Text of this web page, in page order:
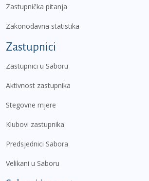
Zastupnička pitanja
Zakonodavna statistika
Zastupnici
Zastupnici u Saboru
Aktivnost zastupnika
Stegovne mjere
Klubovi zastupnika
Predsjednici Sabora
Velikani u Saboru